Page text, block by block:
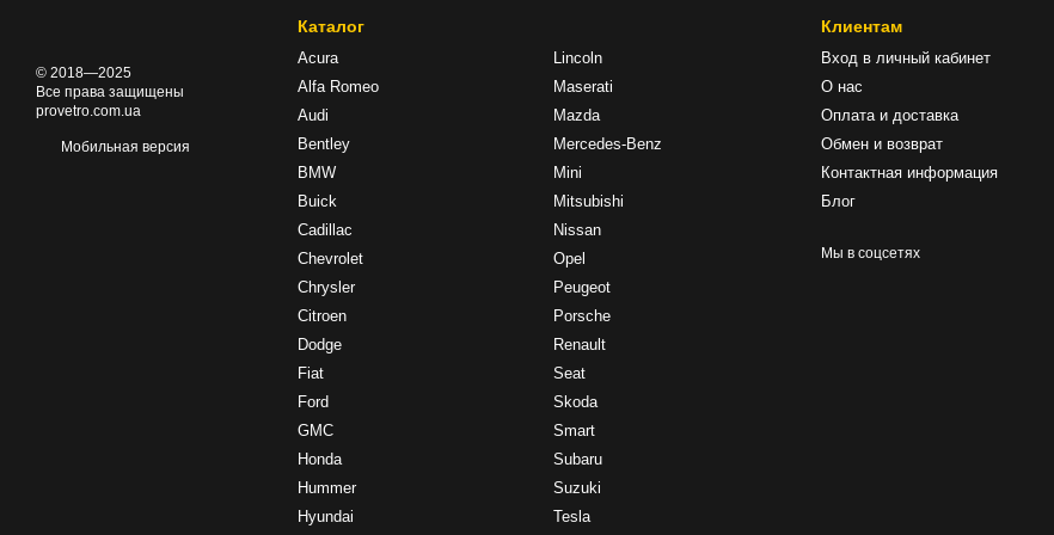
© 2018—2025
Все права защищены
provetro.com.ua
Мобильная версия
Каталог
Acura
Alfa Romeo
Audi
Bentley
BMW
Buick
Cadillac
Chevrolet
Chrysler
Citroen
Dodge
Fiat
Ford
GMC
Honda
Hummer
Hyundai
Lincoln
Maserati
Mazda
Mercedes-Benz
Mini
Mitsubishi
Nissan
Opel
Peugeot
Porsche
Renault
Seat
Skoda
Smart
Subaru
Suzuki
Tesla
Клиентам
Вход в личный кабинет
О нас
Оплата и доставка
Обмен и возврат
Контактная информация
Блог
Мы в соцсетях